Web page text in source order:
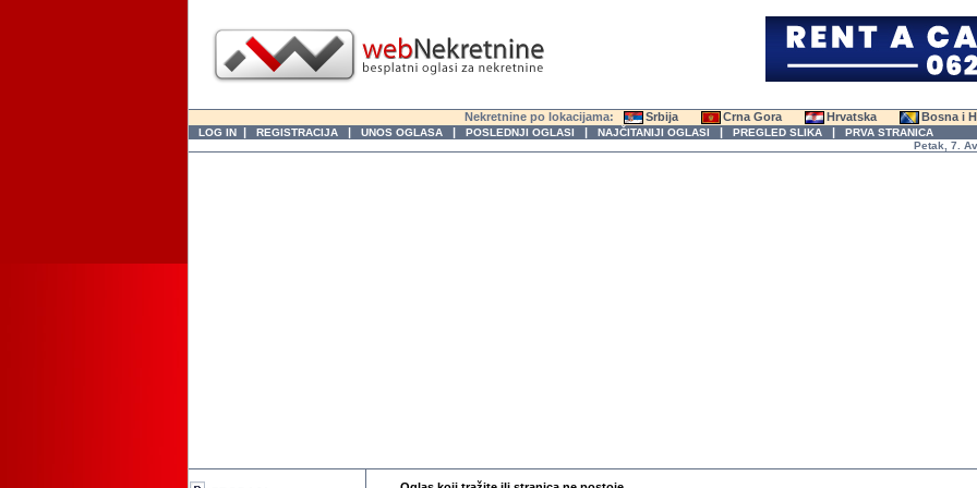
Nekretnine po lokacijama: Srbija Crna Gora Hrvatska Bosna i
LOG IN | REGISTRACIJA | UNOS OGLASA | POSLEDNJI OGLASI | NAJČITANIJI OGLASI | PREGLED SLIKA | PRVA STRANICA
Petak, 7.